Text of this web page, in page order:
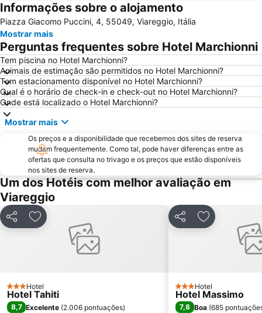
Consorzio Marittimo Turistico - 5 terre - Golfo dei Poeti
Via del Prione
Parque Nacional de Cinque Terre
Marina Piccola
Viareggio Railway Station
Regina Margherita
Fiera di Sant'Ermete
Balbano
Marina di Massa
Chiesa di San Michele in Borgo
San Terenzo
Venezia
Spiaggia di PortoVenere
Accademia Navale
Estação Ferroviária de Corniglia
Torre del Lago
Porto
San Francesco
Ponte del Diavolo o della Maddalena
Calignaia
Informações sobre o alojamento
Piazza Giacomo Puccini, 4, 55049, Viareggio, Itália
Mostrar mais
Perguntas frequentes sobre Hotel Marchionni
Tem piscina no Hotel Marchionni?
Animais de estimação são permitidos no Hotel Marchionni?
Tem estacionamento disponível no Hotel Marchionni?
Qual é o horário de check-in e check-out no Hotel Marchionni?
Onde está localizado o Hotel Marchionni?
Mostrar mais
Os preços e a disponibilidade que recebemos dos sites de reserva
mudam frequentemente. Como tal, pode haver diferenças entre as
ofertas que consulta no trivago e os preços que estão disponíveis
nos sites de reserva.
Um dos Hotéis com melhor avaliação em
Viareggio
PartilharAdicionar aos favoritos
3 Estrelas
Hotel
Hotel Tahiti
8,7 Excelente (2.006 pontuações)
PartilharAdicionar
3 Estrelas
Hotel
Hotel Massimo
7,8 Boa (685